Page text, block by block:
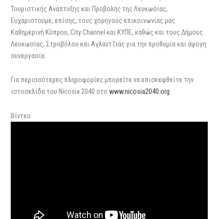
Τουριστικής Ανάπτυξης και Προβολής της Λευκωσίας,
Ευχαριστούμε, επίσης, τους χορηγούς επικοινωνίας μας
Καθημερινή Κύπρου, City Channel και ΚΥΠΕ, καθώς και τους Δήμους
Λευκωσίας, Στροβόλου και Αγλαντζιάς για την προθυμία και άψογη
συνεργασία.
Για περισσότερες πληροφορίες μπορείτε να επισκεφθείτε την
ιστοσελίδα του Nicosia 2040 στοwww.nicosia2040.org.
Βίντεο